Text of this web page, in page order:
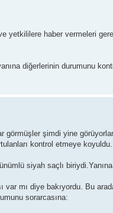
yetkililere haber vermeleri
diğerlerinin durumunu
şimdi yine
kontrol etmeye koyuldu.
siyah saçlı
var mı diye bakıyordu. Bu
sorarcasına: